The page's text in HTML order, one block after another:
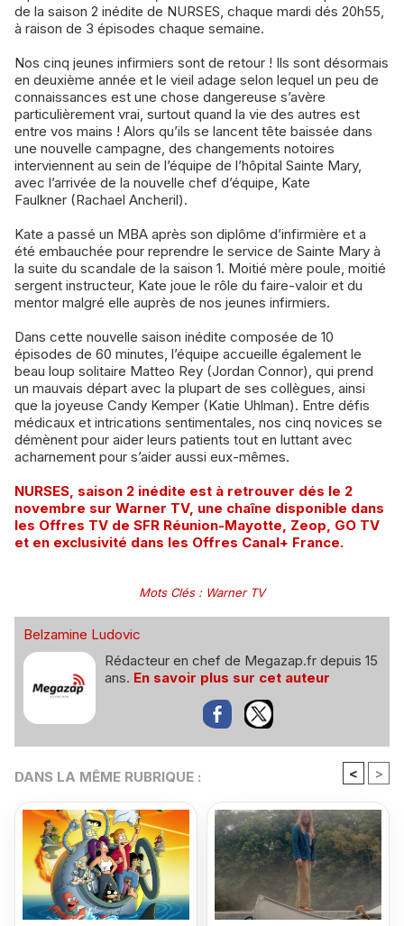
de la saison 2 inédite de NURSES, chaque mardi dés 20h55,
à raison de 3 épisodes chaque semaine.
Nos cinq jeunes infirmiers sont de retour ! Ils sont désormais
en deuxième année et le vieil adage selon lequel un peu de
connaissances est une chose dangereuse s’avère
particulièrement vrai, surtout quand la vie des autres est
entre vos mains ! Alors qu’ils se lancent tête baissée dans
une nouvelle campagne, des changements notoires
interviennent au sein de l’équipe de l’hôpital Sainte Mary,
avec l’arrivée de la nouvelle chef d’équipe, Kate
Faulkner (Rachael Ancheril).
Kate a passé un MBA après son diplôme d’infirmière et a
été embauchée pour reprendre le service de Sainte Mary à
la suite du scandale de la saison 1. Moitié mère poule, moitié
sergent instructeur, Kate joue le rôle du faire-valoir et du
mentor malgré elle auprès de nos jeunes infirmiers.
Dans cette nouvelle saison inédite composée de 10
épisodes de 60 minutes, l’équipe accueille également le
beau loup solitaire Matteo Rey (Jordan Connor), qui prend
un mauvais départ avec la plupart de ses collègues, ainsi
que la joyeuse Candy Kemper (Katie Uhlman). Entre défis
médicaux et intrications sentimentales, nos cinq novices se
démènent pour aider leurs patients tout en luttant avec
acharnement pour s’aider aussi eux-mêmes.
NURSES, saison 2 inédite est à retrouver dés le 2
novembre sur Warner TV, une chaîne disponible dans
les Offres TV de SFR Réunion-Mayotte, Zeop, GO TV
et en exclusivité dans les Offres Canal+ France.
Mots Clés: Warner TV
Belzamine Ludovic
Rédacteur en chef de Megazap.fr depuis 15
ans. En savoir plus sur cet auteur
DANS LA MÊME RUBRIQUE : < >